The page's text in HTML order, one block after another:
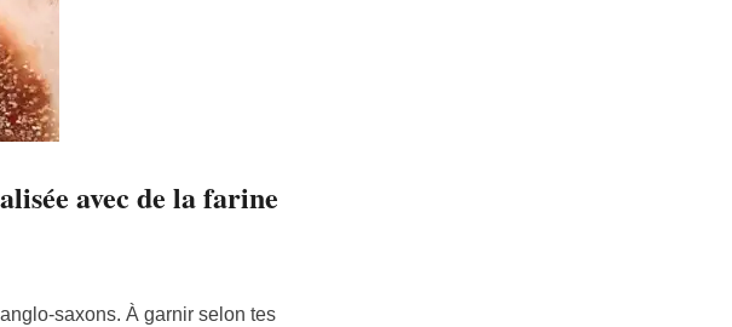
avec de la farine
saxons. À garnir selon tes